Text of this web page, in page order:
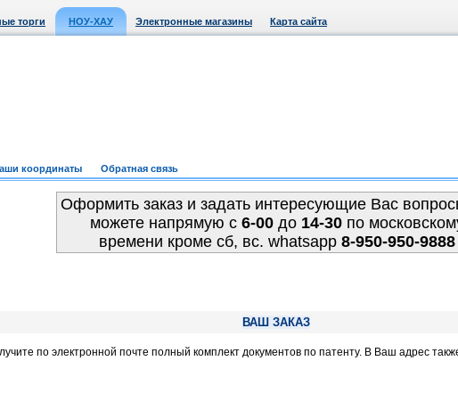
торги НОУ-ХАУ Электронные магазины Карта сайта
координаты Обратная связь
Оформить заказ и задать интересующие Вас
можете напрямую c 6-00до 14-30по
времени кроме сб, вс. whatsapp 8-950-950-9888
ВАШ ЗАКАЗ
по электронной почте полный комплект документов по патенту. В Ваш адрес